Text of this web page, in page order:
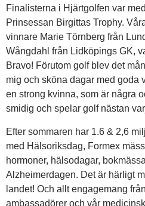
Finalisterna i Hjärtgolfen var
Prinsessan Birgittas Trophy.
vinnare Marie Törnberg från
Wångdahl från Lidköpings GK,
Bravo! Förutom golf blev det
mig och sköna dagar med goda
en strong kvinna, som är några
smidig och spelar golf nästan
Efter sommaren har 1.6 & 2,6
med Hälsoriksdag, Formex
hormoner, hälsodagar,
Alzheimerdagen. Det är härligt
landet! Och allt engagemang
ambassadörer och vår